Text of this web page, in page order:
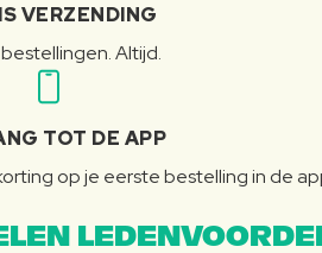
VERZENDING
Altijd.
TOT DE APP
op je eerste bestelling in de